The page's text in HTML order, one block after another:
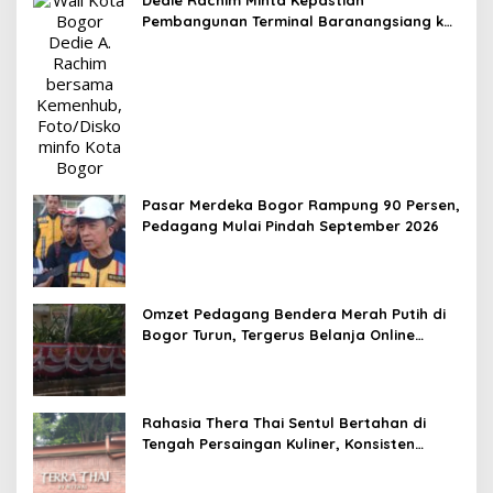
Pembangunan Terminal Baranangsiang ke
Pasar Merdeka Bogor Rampung 90 Persen,
Pedagang Mulai Pindah September 2026
Omzet Pedagang Bendera Merah Putih di
Bogor Turun, Tergerus Belanja Online
Rahasia Thera Thai Sentul Bertahan di
Tengah Persaingan Kuliner, Konsisten